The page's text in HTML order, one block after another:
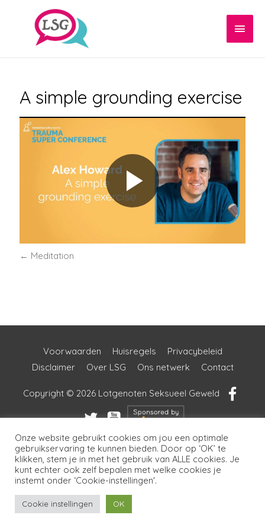
A simple grounding exercise
← Meditation
Voorwaarden Huisregels
Privacybeleid
Disclaimer
Over LSG Ons netwerk Contact
Copyright © 2026 Lotgenoten Seksueel Geweld
Onze website gebruikt cookies om jou een optimale
gebruikservaring te kunnen bieden. Door op ‘OK’ te
klikken, stem je in met het gebruik van ALLE cookies. Je
kunt echter ook zelf bepalen met welke cookies je
instemt onder ‘Cookie-instellingen'.
Cookie instellingen OK